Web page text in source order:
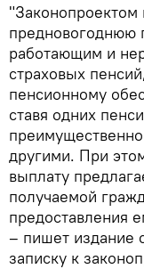
"Законопроектом
предновогоднюю
работающим и
страховых
пенсионному
ставя одних
другими. При
выплату
получаемой
предоставления
– пишет издание
записку к